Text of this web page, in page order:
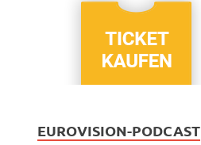
EUROVISION-PODCAST